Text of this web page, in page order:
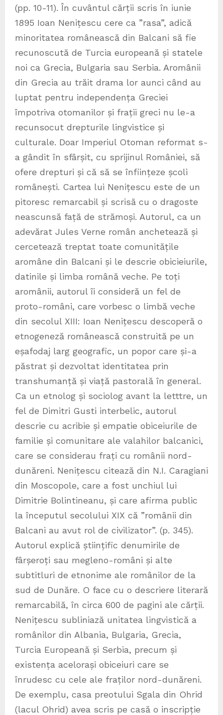
(pp. 10-11). În cuvântul cărții scris în iunie
1895 Ioan Nenițescu cere ca ”rasa”, adică
minoritatea românească din Balcani să fie
recunoscută de Turcia europeană și statele
noi ca Grecia, Bulgaria sau Serbia. Aromânii
din Grecia au trăit drama lor aunci când au
luptat pentru independența Greciei
împotriva otomanilor și frații greci nu le-a
recunsocut drepturile lingvistice și
culturale. Doar Imperiul Otoman reformat s-
a gândit în sfârșit, cu sprijinul României, să
ofere drepturi și că să se înființeze școli
românești. Cartea lui Nenițescu este de un
pitoresc remarcabil și scrisă cu o dragoste
neascunsă față de strămoși. Autorul, ca un
adevărat Jules Verne român anchetează și
cercetează treptat toate comunitățile
aromâne din Balcani și le descrie obicieiurile,
datinile și limba română veche. Pe toți
aromânii, autorul îi consideră un fel de
proto-români, care vorbesc o limbă veche
din secolul XIII: Ioan Nenițescu descoperă o
etnogeneză românească construită pe un
eșafodaj larg geografic, un popor care și-a
păstrat și dezvoltat identitatea prin
transhumanță și viață pastorală în general.
Ca un etnolog și sociolog avant la letttre, un
fel de Dimitri Gusti interbelic, autorul
descrie cu acribie și empatie obiceiurile de
familie și comunitare ale valahilor balcanici,
care se considerau frați cu românii nord-
dunăreni. Nenițescu citează din N.I. Caragiani
din Moscopole, care a fost unchiul lui
Dimitrie Bolintineanu, și care afirma public
la începutul secolului XIX că ”românii din
Balcani au avut rol de civilizator”. (p. 345).
Autorul explică științific denumirile de
fârșeroți sau megleno-români și alte
subtitluri de etnonime ale românilor de la
sud de Dunăre. O face cu o descriere literară
remarcabilă, în circa 600 de pagini ale cărții.
Nenițescu subliniază unitatea lingvistică a
românilor din Albania, Bulgaria, Grecia,
Turcia Europeană și Serbia, precum și
existența acelorași obiceiuri care se
înrudesc cu cele ale fraților nord-dunăreni.
De exemplu, casa preotului Sgala din Ohrid
(lacul Ohrid) avea scris pe casă o inscripție